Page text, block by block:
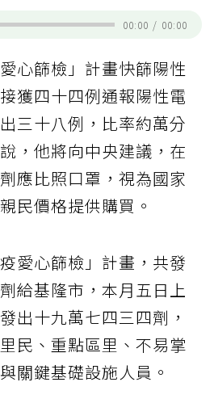
00:00 / 00:00
心篩檢」計畫快篩陽性
獲四十四例通報陽性電
三十八例，比率約萬分
，他將向中央建議，在
應比照口罩，視為國家
民價格提供購買。
愛心篩檢」計畫，共發
給基隆市，本月五日上
出十九萬七四三四劑，
民、重點區里、不易掌
關鍵基礎設施人員。